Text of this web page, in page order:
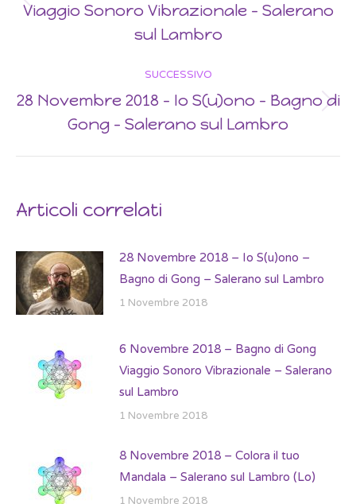
Previous
post:
Viaggio Sonoro Vibrazionale – Salerano
sul Lambro
SUCCESSIVO
Next
post:
28 Novembre 2018 – Io S(u)ono – Bagno di
Gong – Salerano sul Lambro
Articoli correlati
28 Novembre 2018 – Io S(u)ono –
Bagno di Gong – Salerano sul Lambro
1 Novembre 2018
6 Novembre 2018 – Bagno di Gong
Viaggio Sonoro Vibrazionale – Salerano
sul Lambro
1 Novembre 2018
8 Novembre 2018 – Colora il tuo
Mandala – Salerano sul Lambro (Lo)
1 Novembre 2018